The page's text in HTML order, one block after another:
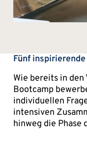
Fünf
Wie bereits in
Bootcamp
individuellen
intensiven
hinweg die